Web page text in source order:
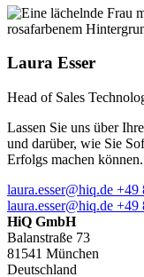
Laura Esser
Head of Sales
Lassen Sie uns über
und darüber, wie Sie
Erfolgs machen können.
laura.esser@hiq.de +49
laura.esser@hiq.de +49
HiQ GmbH
Balanstraße 73
81541 München
Deutschland